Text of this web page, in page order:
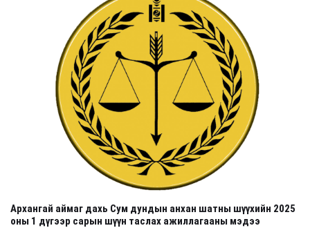
Архангай аймаг дахь Сум дундын анхан шатны шүүхийн 2025
оны 1 дүгээр сарын шүүн таслах ажиллагааны мэдээ